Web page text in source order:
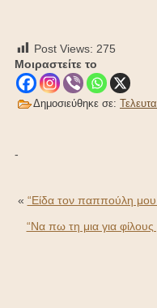
Post Views: 275
Μοιραστείτε το
Δημοσιεύθηκε σε:
-
« “Είδα τον παππούλη
“Να πω τη μια για